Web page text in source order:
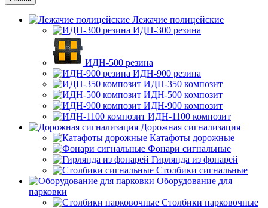
Лежачие полицейские
ИДН-300 резина
ИДН-500 резина
ИДН-900 резина
ИДН-350 композит
ИДН-500 композит
ИДН-900 композит
ИДН-1100 композит
Дорожная сигнализация
Катафоты дорожные
Фонари сигнальные
Гирлянда из фонарей
Столбики сигнальные
Оборудование для
парковки
Столбики парковочные